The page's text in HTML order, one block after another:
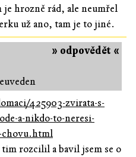
je hrozně rád, ale neumřel
už ano, tam je to jiné.
» odpovědět «
425903-zvirata-s-
a-nikdo-to-neresi-
chovu.html
tim rozcilil a bavil jsem se o